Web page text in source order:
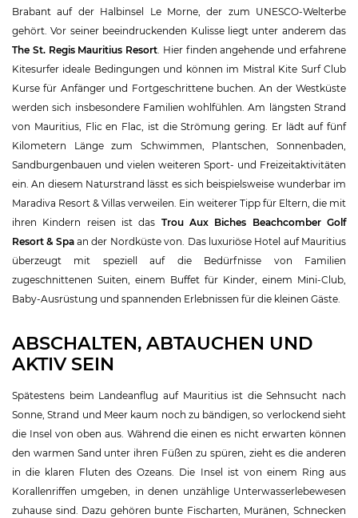
Brabant auf der Halbinsel Le Morne, der zum UNESCO-Welterbe
gehört. Vor seiner beeindruckenden Kulisse liegt unter anderem das
The St. Regis Mauritius Resort. Hier finden angehende und erfahrene
Kitesurfer ideale Bedingungen und können im Mistral Kite Surf Club
Kurse für Anfänger und Fortgeschrittene buchen. An der Westküste
werden sich insbesondere Familien wohlfühlen. Am längsten Strand
von Mauritius, Flic en Flac, ist die Strömung gering. Er lädt auf fünf
Kilometern Länge zum Schwimmen, Plantschen, Sonnenbaden,
Sandburgenbauen und vielen weiteren Sport- und Freizeitaktivitäten
ein. An diesem Naturstrand lässt es sich beispielsweise wunderbar im
Maradiva Resort & Villas verweilen. Ein weiterer Tipp für Eltern, die mit
ihren Kindern reisen ist das Trou Aux Biches Beachcomber Golf
Resort & Spaan der Nordküste von. Das luxuriöse Hotel auf Mauritius
überzeugt mit speziell auf die Bedürfnisse von Familien
zugeschnittenen Suiten, einem Buffet für Kinder, einem Mini-Club,
Baby-Ausrüstung und spannenden Erlebnissen für die kleinen Gäste.
ABSCHALTEN, ABTAUCHEN UND
AKTIV SEIN
Spätestens beim Landeanflug auf Mauritius ist die Sehnsucht nach
Sonne, Strand und Meer kaum noch zu bändigen, so verlockend sieht
die Insel von oben aus. Während die einen es nicht erwarten können
den warmen Sand unter ihren Füßen zu spüren, zieht es die anderen
in die klaren Fluten des Ozeans. Die Insel ist von einem Ring aus
Korallenriffen umgeben, in denen unzählige Unterwasserlebewesen
zuhause sind. Dazu gehören bunte Fischarten, Muränen, Schnecken